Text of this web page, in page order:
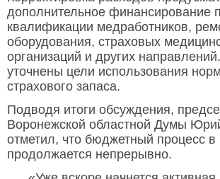
дополнительное финансирование
квалификации медработников,
оборудования, страховых
организаций и других
уточнены цели использования
страхового запаса.
Подводя итоги обсуждения,
Воронежской областной Думы
отметил, что бюджетный процесс в
продолжается непрерывно.